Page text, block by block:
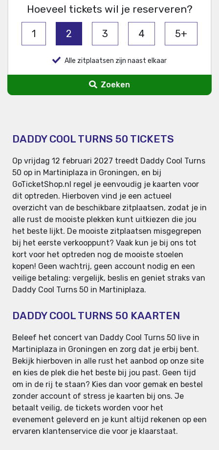
Hoeveel tickets wil je reserveren?
1 2 3 4 5+
Alle zitplaatsen zijn naast elkaar
Zoeken
DADDY COOL TURNS 50 TICKETS
Op vrijdag 12 februari 2027 treedt Daddy Cool Turns
50 op in Martiniplaza in Groningen, en bij
GoTicketShop.nl regel je eenvoudig je kaarten voor
dit optreden. Hierboven vind je een actueel
overzicht van de beschikbare zitplaatsen, zodat je in
alle rust de mooiste plekken kunt uitkiezen die jou
het beste lijkt. De mooiste zitplaatsen misgegrepen
bij het eerste verkooppunt? Vaak kun je bij ons tot
kort voor het optreden nog de mooiste stoelen
kopen! Geen wachtrij, geen account nodig en een
veilige betaling: vergelijk, beslis en geniet straks van
Daddy Cool Turns 50 in Martiniplaza.
DADDY COOL TURNS 50 KAARTEN
Beleef het concert van Daddy Cool Turns 50 live in
Martiniplaza in Groningen en zorg dat je erbij bent.
Bekijk hierboven in alle rust het aanbod op onze site
en kies de plek die het beste bij jou past. Geen tijd
om in de rij te staan? Kies dan voor gemak en bestel
zonder account of stress je kaarten bij ons. Je
betaalt veilig, de tickets worden voor het
evenement geleverd en je kunt altijd rekenen op een
ervaren klantenservice die voor je klaarstaat.